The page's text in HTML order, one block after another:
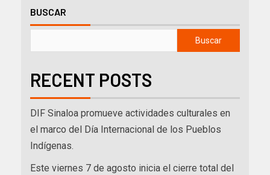
BUSCAR
Buscar
RECENT POSTS
DIF Sinaloa promueve actividades culturales en
el marco del Día Internacional de los Pueblos
Indígenas.
Este viernes 7 de agosto inicia el cierre total del